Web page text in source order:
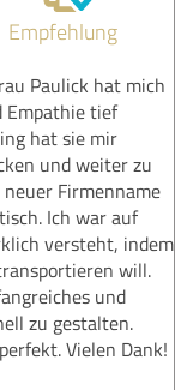
Empfehlung
Paulick hat mich
Empathie tief
hat sie mir
und weiter zu
Firmenname
Ich war auf
versteht, indem
will.
und
zu gestalten.
Vielen Dank!